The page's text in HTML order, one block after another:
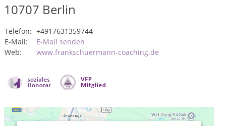
10707 Berlin
Telefon: +4917631359744
E-Mail:
E-Mail senden
Web:
www.frankschuermann-coaching.de